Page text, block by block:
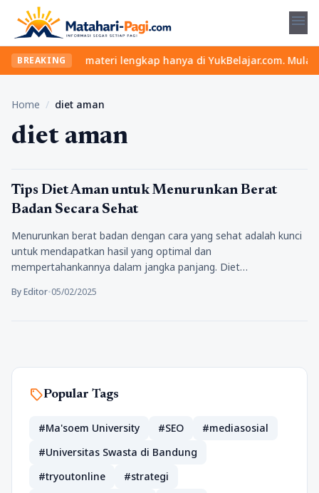
menu
BREAKING
seru dan materi lengkap hanya di YukBelajar.com. Mulai
Home / diet aman
diet aman
Kesehatan
Tips Diet Aman untuk Menurunkan Berat
Badan Secara Sehat
Menurunkan berat badan dengan cara yang sehat adalah kunci
untuk mendapatkan hasil yang optimal dan
mempertahankannya dalam jangka panjang. Diet…
By Editor•05/02/2025
sellPopular Tags
#Ma'soem University #SEO
#mediasosial
#Universitas Swasta di Bandung
#tryoutonline
#strategi